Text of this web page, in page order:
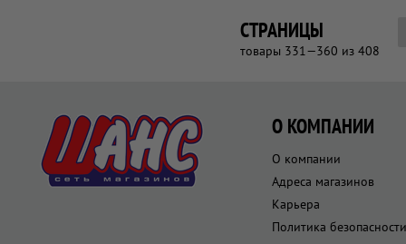
СТРАНИЦЫ
товары 331—360 из 408
О КОМПАНИИ
О компании
Адреса магазинов
Карьера
Политика безопасности